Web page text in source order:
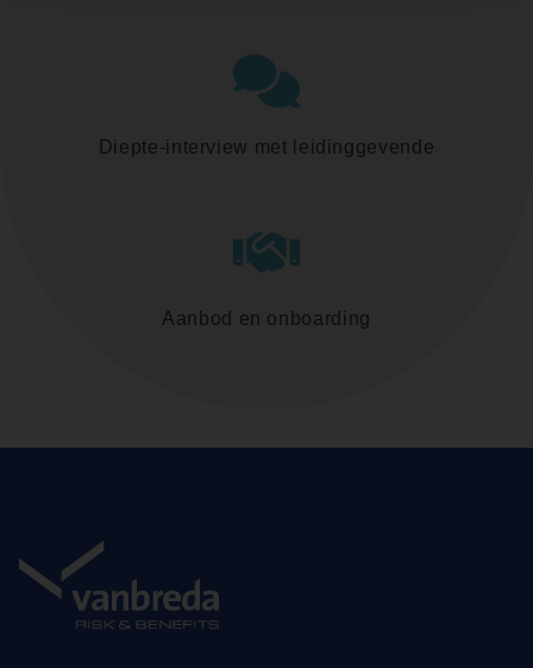
Diepte-interview met leidinggevende
Aanbod en onboarding